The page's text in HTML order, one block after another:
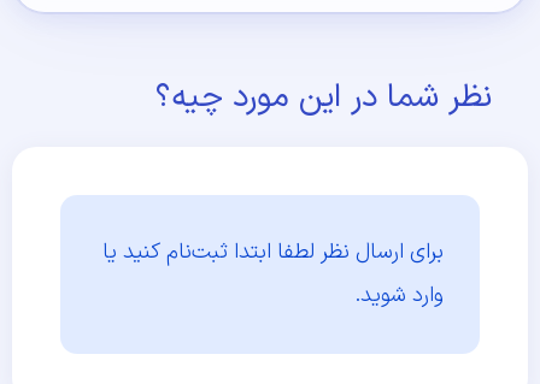
نظر شما در این مورد چیه؟
برای ارسال نظر لطفا ابتدا ثبت‌نام کنید یا
وارد شوید.